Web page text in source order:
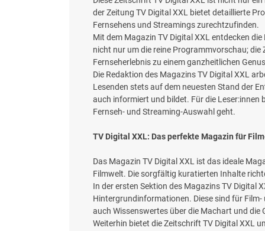
der Zeitung TV Digital XXL bietet detaillierte
Fernsehens und Streamings zurechtzufinden.
Mit dem Magazin TV Digital XXL entdecken
nicht nur um die reine Programmvorschau;
Fernseherlebnis zu einem ganzheitlichen
Die Redaktion des Magazins TV Digital XXL
Lesenden stets auf dem neuesten Stand der
auch informiert und bildet. Für die Leser:innen
Fernseh- und Streaming-Auswahl geht.
TV Digital XXL: Das perfekte Magazin für
Das Magazin TV Digital XXL ist das ideale
Filmwelt. Die sorgfältig kuratierten Inhalte
In der ersten Sektion des Magazins TV Digital
Hintergrundinformationen. Diese sind für
auch Wissenswertes über die Machart und die
Weiterhin bietet die Zeitschrift TV Digital XXL